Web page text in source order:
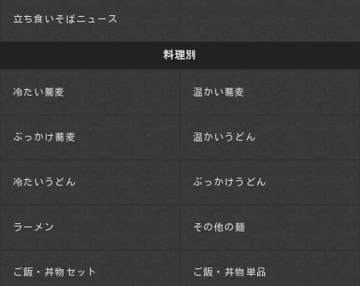
立ち食いそばニュース
料理別
冷たい蕎麦 温かい蕎麦
ぶっかけ蕎麦 温かいうどん
冷たいうどん ぶっかけうどん
ラーメン その他の麺
ご飯・丼物セット ご飯・丼物単品